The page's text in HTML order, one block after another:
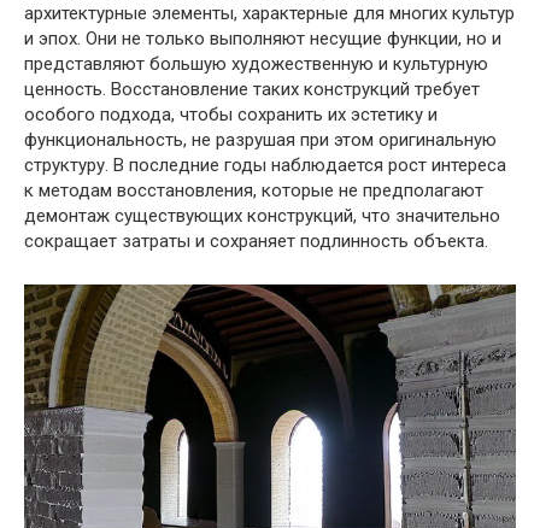
архитектурные элементы, характерные для многих культур
и эпох. Они не только выполняют несущие функции, но и
представляют большую художественную и культурную
ценность. Восстановление таких конструкций требует
особого подхода, чтобы сохранить их эстетику и
функциональность, не разрушая при этом оригинальную
структуру. В последние годы наблюдается рост интереса
к методам восстановления, которые не предполагают
демонтаж существующих конструкций, что значительно
сокращает затраты и сохраняет подлинность объекта.